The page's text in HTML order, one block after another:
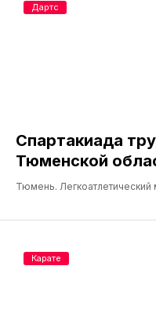
Спартакиада
Тюменской
Тюмень.
Дартс
Карате